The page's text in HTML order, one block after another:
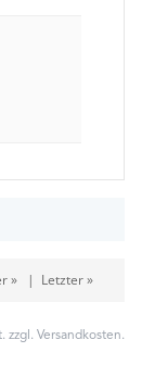
»| Letzter »
zzgl. Versandkosten.